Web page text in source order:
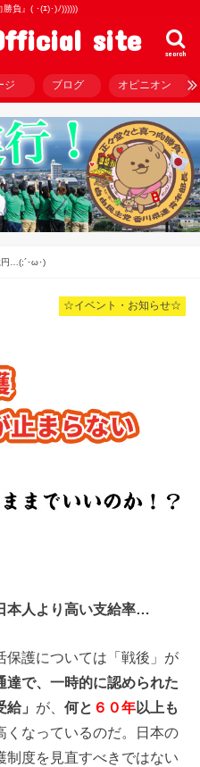
勝負』( ･(ｴ)･)ﾉ))))))
site search
ジ ブログ オピニオン
…(;´･ω･)
☆イベント・お知らせ☆
本人より高い支給率…
保護については「戦後」が
達で、一時的に認められた
」 が、 何と ６０年以上も
くなっているのだ。日本の
制度を見直すべきではない